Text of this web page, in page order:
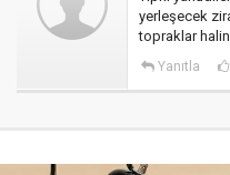
yerleşecek
topraklar
Yanıtla